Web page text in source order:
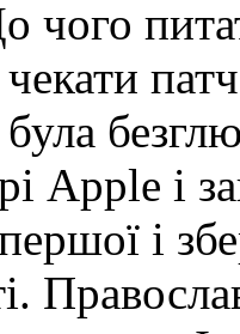
чого
Apple і
і